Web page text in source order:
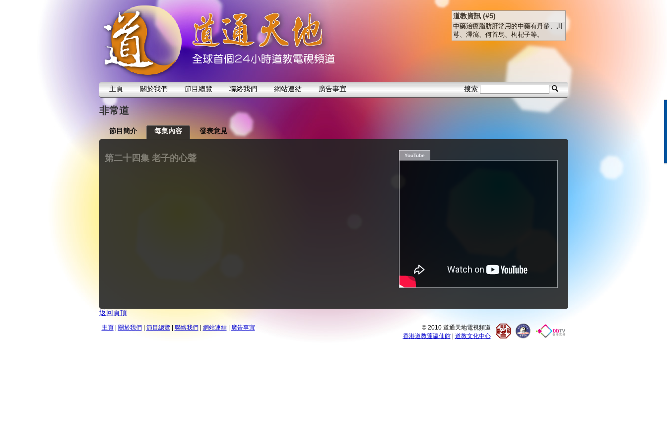
道教資訊 (#5)
中藥治療脂肪肝常用的中藥有丹參、川
芎、澤瀉、何首烏、枸杞子等。
主頁 關於我們 節目總覽 聯絡我們 網站連結 廣告事宜 搜索
非常道
節目簡介 每集內容 發表意見
YouTube
第二十四集 老子的心聲
返回頁頂
主頁| 關於我們| 節目總覽| 聯絡我們| 網站連結| 廣告事宜
© 2010 道通天地電視頻道
香港道教蓬瀛仙館| 道教文化中心